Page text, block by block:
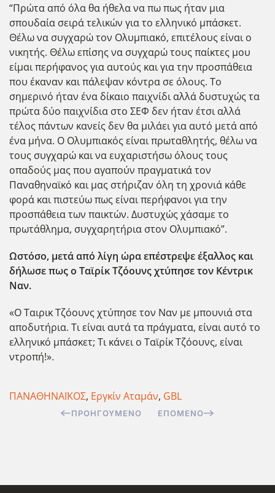
“Πρώτα από όλα θα ήθελα να πω πως ήταν μια
σπουδαία σειρά τελικών για το ελληνικό μπάσκετ.
Θέλω να συγχαρώ τον Ολυμπιακό, επιτέλους είναι ο
νικητής. Θέλω επίσης να συγχαρώ τους παίκτες μου
είμαι περήφανος για αυτούς και για την προσπάθεια
που έκαναν και πάλεψαν κόντρα σε όλους. Το
σημερινό ήταν ένα δίκαιο παιχνίδι αλλά δυστυχώς τα
πρώτα δύο παιχνίδια στο ΣΕΦ δεν ήταν έτσι αλλά
τέλος πάντων κανείς δεν θα μιλάει για αυτό μετά από
ένα μήνα. Ο Ολυμπιακός είναι πρωταθλητής, θέλω να
τους συγχαρώ και να ευχαριστήσω όλους τους
οπαδούς μας που αγαπούν πραγματικά τον
Παναθηναϊκό και μας στήριζαν όλη τη χρονιά κάθε
φορά και πιστεύω πως είναι περήφανοι για την
προσπάθεια των παικτών. Δυστυχώς χάσαμε το
πρωτάθλημα, συγχαρητήρια στον Ολυμπιακό”.
Ωστόσο, μετά από λίγη ώρα επέστρεψε έξαλλος και
δήλωσε πως ο Ταϊρίκ Τζόουνς χτύπησε τον Κ΄εντρικ
Ναν.
«Ο Ταιρικ Τζόουνς χτύπησε τον Ναν με μπουνιά στα
αποδυτήρια. Τι είναι αυτά τα πράγματα, είναι αυτό το
ελληνικό μπάσκετ; Τι κάνει ο Ταϊρίκ Τζόουνς, είναι
ντροπή!».
ΠΑΝΑΘΗΝΑΪΚΟΣ, Εργκίν Αταμάν, GBL
ΠΡΟΗΓΟΎΜΕΝΟ ΕΠΌΜΕΝΟ